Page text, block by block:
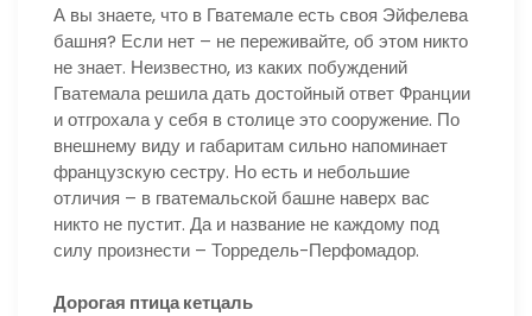
А вы знаете, что в Гватемале есть своя Эйфелева
башня? Если нет – не переживайте, об этом никто
не знает. Неизвестно, из каких побуждений
Гватемала решила дать достойный ответ Франции
и отгрохала у себя в столице это сооружение. По
внешнему виду и габаритам сильно напоминает
французскую сестру. Но есть и небольшие
отличия – в гватемальской башне наверх вас
никто не пустит. Да и название не каждому под
силу произнести – Торредель-Перфомадор.
Дорогая птица кетцаль